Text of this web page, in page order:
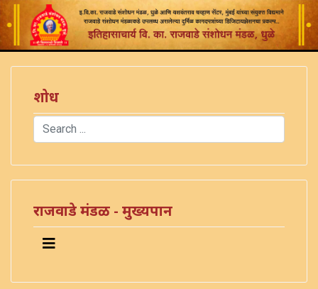
शोध
Search
राजवाडे मंडळ - मुख्यपान